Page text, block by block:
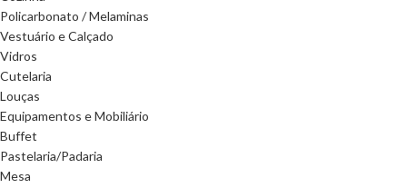
Policarbonato / Melaminas
Vestuário e Calçado
Vidros
Cutelaria
Louças
Equipamentos e Mobiliário
Buffet
Pastelaria/Padaria
Mesa